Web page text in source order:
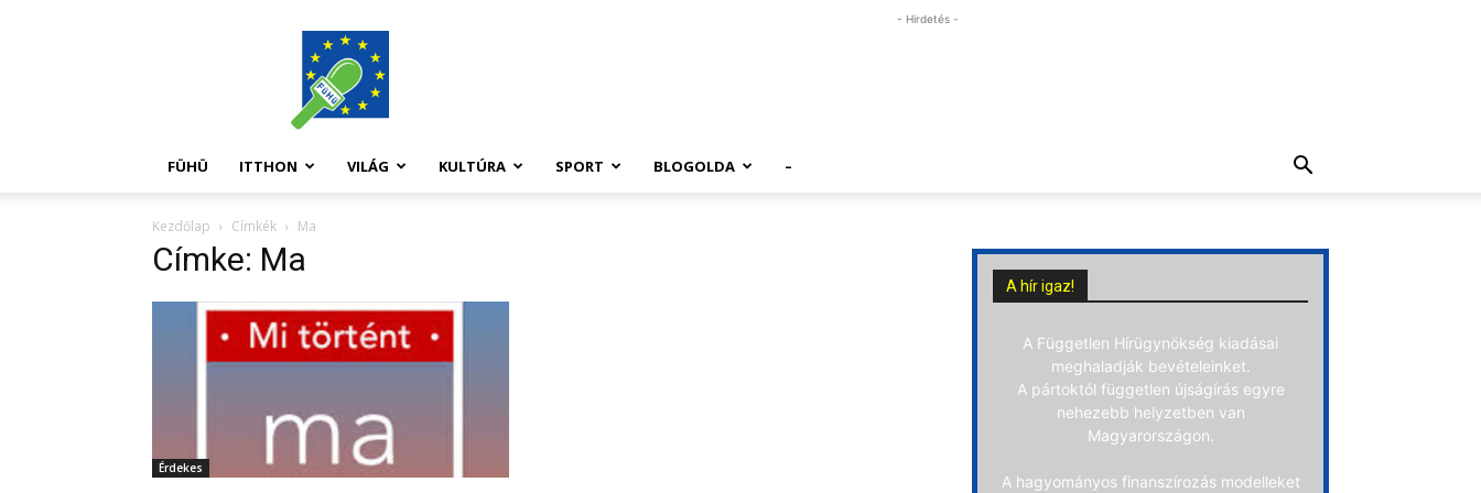
FüHü
- Hirdetés -
FÜHÜ ITTHON VILÁG KULTÚRA SPORT BLOGOLDA –
Kezdőlap Címkék Ma
Címke: Ma
Érdekes
A hír igaz!
A Független Hírügynökség kiadásai
meghaladják bevételeinket.
A pártoktól független újságírás egyre
nehezebb helyzetben van
Magyarországon.
A hagyományos finanszírozás modelleket